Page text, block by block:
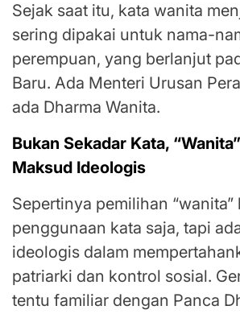
Sejak saat itu, kata wanita
sering dipakai untuk nama-
perempuan, yang berlanjut
Baru. Ada Menteri Urusan
ada Dharma Wanita.
Bukan Sekadar Kata,
Maksud Ideologis
Sepertinya pemilihan
penggunaan kata saja, tapi
ideologis dalam
patriarki dan kontrol sosial.
tentu familiar dengan Panca